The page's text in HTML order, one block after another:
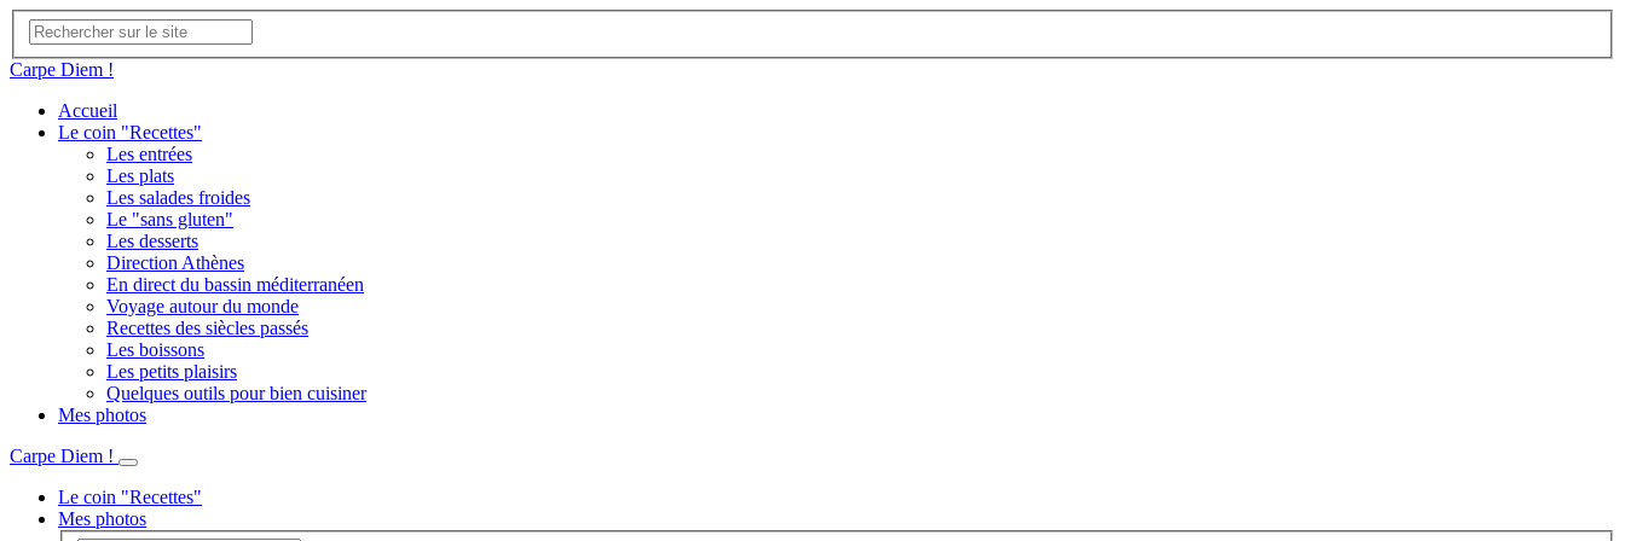
Carpe Diem !
Accueil
Le coin "Recettes"
Les entrées
Les plats
Les salades froides
Le "sans gluten"
Les desserts
Direction Athènes
En direct du bassin méditerranéen
Voyage autour du monde
Recettes des siècles passés
Les boissons
Les petits plaisirs
Quelques outils pour bien cuisiner
Mes photos
Carpe Diem !
Le coin "Recettes"
Mes photos